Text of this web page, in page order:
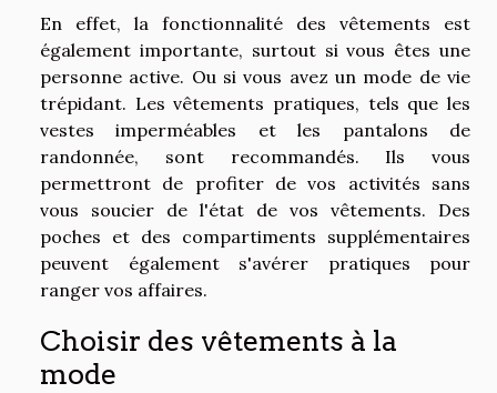
En effet, la fonctionnalité des vêtements est
également importante, surtout si vous êtes une
personne active. Ou si vous avez un mode de vie
trépidant. Les vêtements pratiques, tels que les
vestes imperméables et les pantalons de
randonnée, sont recommandés. Ils vous
permettront de profiter de vos activités sans
vous soucier de l'état de vos vêtements. Des
poches et des compartiments supplémentaires
peuvent également s'avérer pratiques pour
ranger vos affaires.
Choisir des vêtements à la
mode